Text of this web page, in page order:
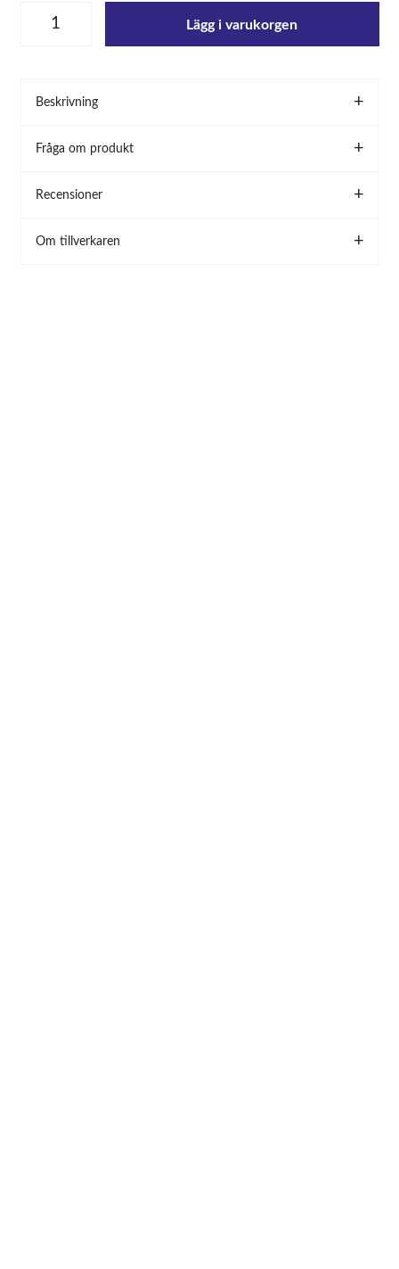
Lägg i varukorgen
Beskrivning
Fråga om produkt
Recensioner
Om tillverkaren